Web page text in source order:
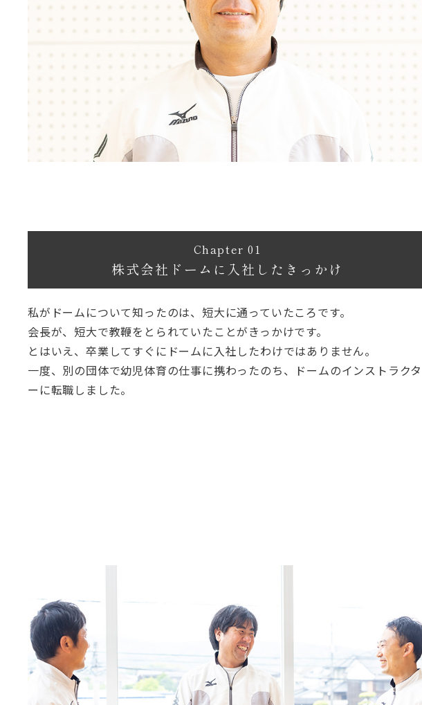
Chapter 01
株式会社ドームに入社したきっかけ
私がドームについて知ったのは、短大に通っていたころです。
会長が、短大で教鞭をとられていたことがきっかけです。
とはいえ、卒業してすぐにドームに入社したわけではありません。
一度、別の団体で幼児体育の仕事に携わったのち、ドームのインストラクタ
ーに転職しました。